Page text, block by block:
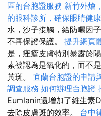
區的台胞證服務 新竹外燴
的眼科診所，確保眼睛健康
水，沙子接觸，給防曬因
不再保證保護。 提升網頁
是，痤瘡皮膚特別暴露於
素被認為是氧化的，而不
黃斑。 宜蘭台胞證的申請
調查服務 如何辦理台胞證
Eumlanin還增加了維生素
去除皮膚斑的效率。 台中